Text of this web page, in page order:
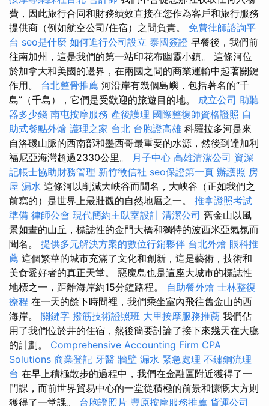
費，因此旅行合同和財務績效直接在您作為客戶和旅行服務
提供商（例如航空公司/住宿）之間負責。 免費律師諮詢平
台 seo是什麼 如何進行公司設立 泰國簽證 早餐後，我們前
往南加州，這是我們的第一站印花布幽靈小鎮。 這條河位
於加拿大和美國的邊界，在兩國之間的商業運輸中起著關鍵
作用。 台北整骨推薦 河沿岸有幾個島嶼，包括著名的“千
島”（千島），它們是受歡迎的旅遊目的地。 成立公司 助聽
器多少錢 南屯按摩服務 產後護理 國際整復師資格證照 自
助式餐點外燴 護理之家 台北 台胞證高雄 科羅拉多河是來
自洛磯山脈的西南部和墨西哥最重要的水源，然後到達加利
福尼亞海灣超過2330公里。 月子中心 高雄清潔公司 資深
記帳士協助財務管理 新竹徵信社 seo保證第一頁 辦護照 房
屋 漏水 這條河以削減大峽谷而聞名，大峽谷（正如我們之
前寫的）是世界上最壯觀的自然地層之一。 推拿證照考試
準備 律師公會 現代簡約主臥室設計 清潔公司 舊金山以風
景如畫的山丘，標誌性的金門大橋和獨特的波西米亞氣氛而
聞名。 提供多元解決方案的數位行銷夥伴 台北外燴 眼科推
薦 這個繁華的城市充滿了文化和創新，這是藝術，技術和
美食愛好者的真正天堂。 惡魔島也是這座大城市的標誌性
地標之一，距離海岸約15分鐘路程。 自助餐外燴 士林整復
療程 在一天的餘下時間裡，我們乘坐室內飛往舊金山的西
海岸。 關鍵字 撥筋技術證照班 大里按摩服務推薦 我們佔
用了我們位於井的住宿，然後簡要討論了接下來幾天在大廳
的計劃。 Comprehensive Accounting Firm CPA
Solutions 商業登記 牙醫 牆壁 漏水 緊急處理 不鏽鋼流理
台 在早上積極散步的過程中，我們在金融區附近獲得了一
門課，而前世界貿易中心的一堂從積極的前景和慷慨大方則
獲得了一堂課。 台胞證照片 豐原按摩服務推薦 貨運公司